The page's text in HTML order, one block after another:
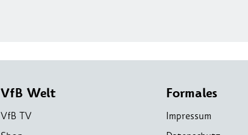
VfB Welt
VfB TV
Formales
Impressum